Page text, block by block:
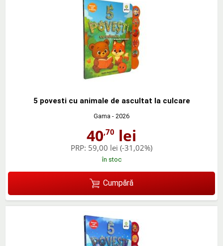
5 povesti cu animale de ascultat la culcare
Gama - 2026
40,70 lei
PRP: 59,00 lei (-31,02%)
în stoc
Cumpără